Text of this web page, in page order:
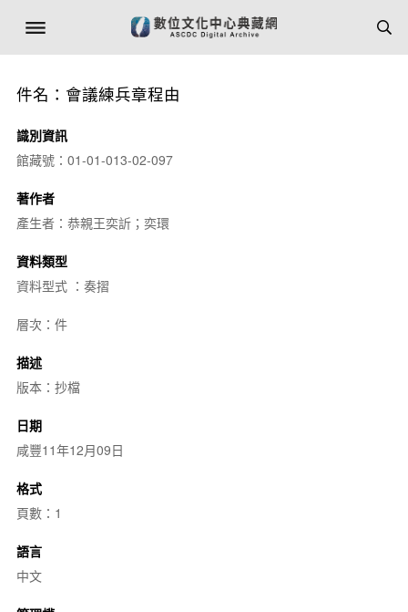
件名：會議練兵章程由
識別資訊
館藏號：01-01-013-02-097
著作者
產生者：恭親王奕訢；奕環
資料類型
資料型式 ：奏摺
層次：件
描述
版本：抄檔
日期
咸豐11年12月09日
格式
頁數：1
語言
中文